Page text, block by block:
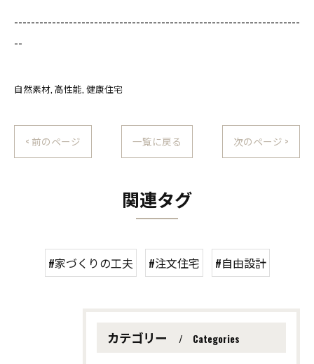
--------------------------------------------------------------------
--
自然素材 高性能 健康住宅
< 前のページ 一覧に戻る 次のページ >
関連タグ
#家づくりの工夫 #注文住宅 #自由設計
カテゴリー Categories